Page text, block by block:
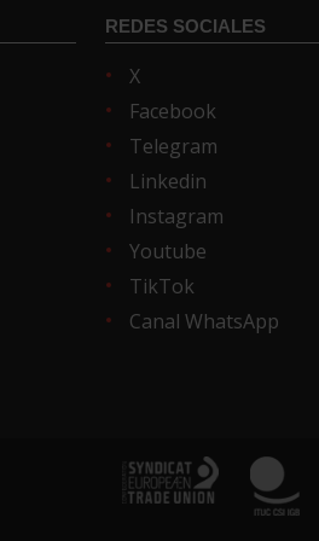
REDES SOCIALES
X
Facebook
Telegram
Linkedin
Instagram
Youtube
TikTok
Canal WhatsApp